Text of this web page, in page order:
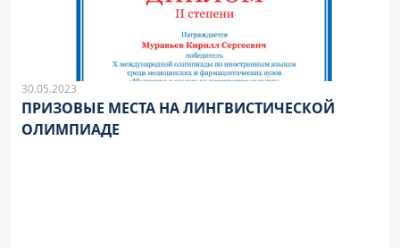
30.05.2023
ПРИЗОВЫЕ МЕСТА НА ЛИНГВИСТИЧЕСКОЙ
ОЛИМПИАДЕ